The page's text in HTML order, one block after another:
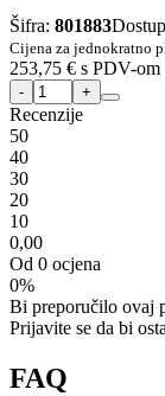
Šifra: 801883
Cijena za jednokratno
253,75 € s PDV-om
Recenzije
50
40
30
20
10
0,00
Od 0 ocjena
0%
Bi preporučilo ovaj
Prijavite se da bi
FAQ